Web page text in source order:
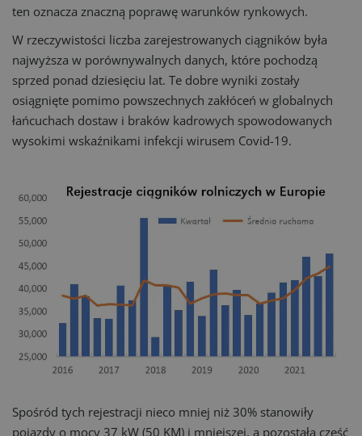
ten oznacza znaczną poprawę warunków rynkowych.
W rzeczywistości liczba zarejestrowanych ciągników była
najwyższa w porównywalnych danych, które pochodzą
sprzed ponad dziesięciu lat. Te dobre wyniki zostały
osiągnięte pomimo powszechnych zakłóceń w globalnych
łańcuchach dostaw i braków kadrowych spowodowanych
wysokimi wskaźnikami infekcji wirusem Covid-19.
Spośród tych rejestracji nieco mniej niż 30% stanowiły
pojazdy o mocy 37 kW (50 KM) i mniejszej, a pozostała część